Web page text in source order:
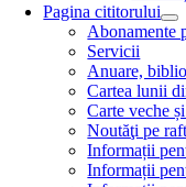
Pagina cititorului
Abonamente
Servicii
Anuare,
Cartea lunii
Carte veche
Noutăţi pe
Informații
Informații